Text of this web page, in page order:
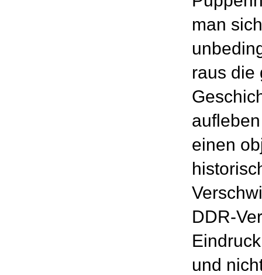
man
raus die
einen
DDR-
und